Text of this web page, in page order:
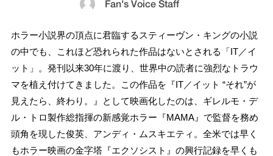
Fan's Voice Staff
ホラー小説界の頂点に君臨するスティーヴン・キングの小説
の中でも、これほど恐れられた作品はないとされる「IT／イ
ット」。発刊以来30年に渡り、世界中の読者に強烈なトラウ
マを植え付けてきました。この作品を『IT／イット “それ”が
見えたら、終わり。』として映画化したのは、ギレルモ・デ
ル・トロ製作総指揮の新感覚ホラー『MAMA』で監督を務め
頭角を現した俊英、アンディ・ムスキエティ。全米では早く
もホラー映画の金字塔『エクソシスト』の興行記録を早くも